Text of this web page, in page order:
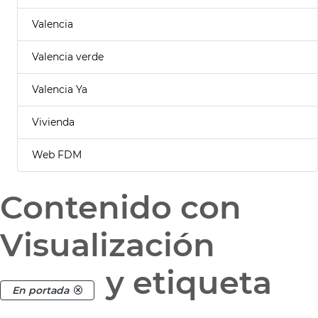
Valencia
Valencia verde
Valencia Ya
Vivienda
Web FDM
Contenido con
Visualización
En portada
y etiqueta